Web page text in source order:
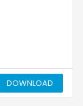
DOWNLOAD